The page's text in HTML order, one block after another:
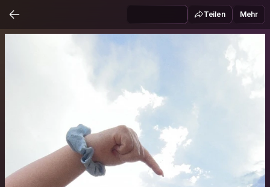
Teilen Mehr